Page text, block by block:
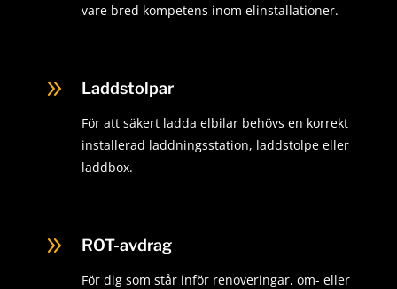
vare bred kompetens inom elinstallationer.
9 Laddstolpar
För att säkert ladda elbilar behövs en korrekt
installerad laddningsstation, laddstolpe eller
laddbox.
9 ROT-avdrag
För dig som står inför renoveringar, om- eller